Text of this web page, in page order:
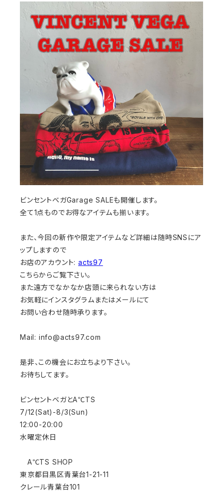
ビンセントベガGarage SALEも開催します。
全て1点ものでお得なアイテムも揃います。
また、今回の新作や限定アイテムなど詳細は随時SNSにア
ップしますので
お店のアカウント: acts97
こちらからご覧下さい。
また遠方でなかなか店頭に来られない方は
お気軽にインスタグラムまたはメールにて
お問い合わせ随時承ります。
Mail: info@acts97.com
是非、この機会にお立ちより下さい。
お待ちしてます。
ビンセントベガとA℃TS
7/12(Sat)-8/3(Sun)
12:00-20:00
水曜定休日
A℃TS SHOP
東京都目黒区青葉台1-21-11
クレール青葉台101